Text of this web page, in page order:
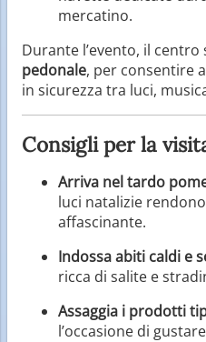
mercatino.
Durante l’evento, il
pedonale, per consentire
in sicurezza tra luci,
Consigli per la
Arriva nel tardo
luci natalizie
affascinante.
Indossa abiti caldi e
ricca di salite e
Assaggia i prodotti
l’occasione di